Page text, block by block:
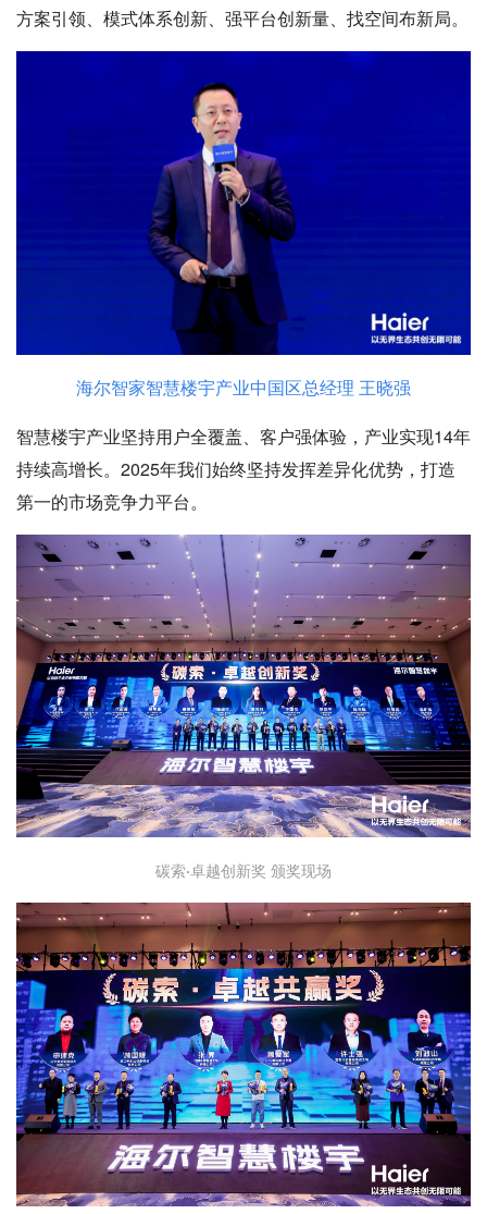
方案引领、模式体系创新、强平台创新量、找空间布新局。
海尔智家智慧楼宇产业中国区总经理 王晓强
智慧楼宇产业坚持用户全覆盖、客户强体验，产业实现14年
持续高增长。2025年我们始终坚持发挥差异化优势，打造
第一的市场竞争力平台。
碳索·卓越创新奖 颁奖现场